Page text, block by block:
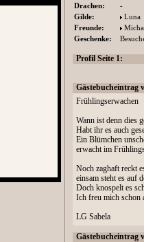
Drachen:
-
Gilde:
Luna
Freunde:
Geschenke:
Profil Seite 1:
Gästebucheintrag
Frühlingserwachen
Wann ist denn dies
Habt ihr es auch
Ein Blümchen
erwacht im
Noch zaghaft reckt
einsam steht es auf
Doch knospelt es
Ich freu mich schon
LG Sabela
Gästebucheintrag